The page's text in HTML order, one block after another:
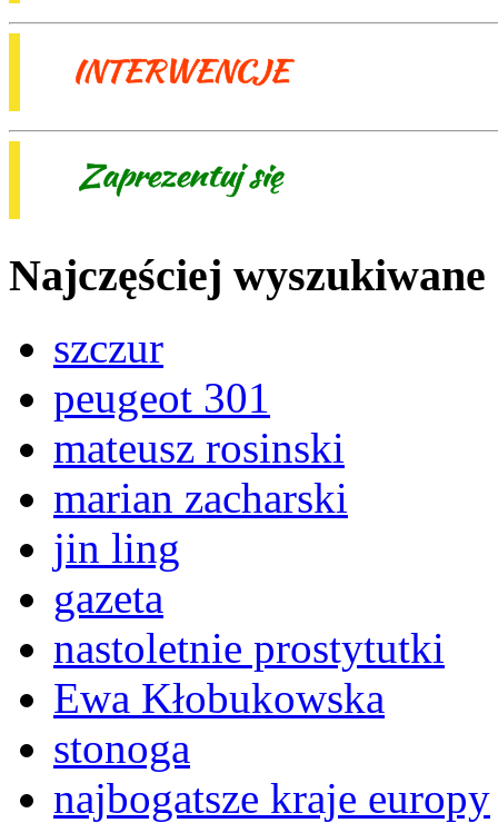
Najczęściej wyszukiwane
szczur
peugeot 301
mateusz rosinski
marian zacharski
jin ling
gazeta
nastoletnie prostytutki
Ewa Kłobukowska
stonoga
najbogatsze kraje europy